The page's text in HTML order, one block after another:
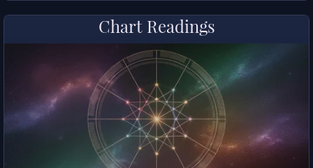
Chart Readings